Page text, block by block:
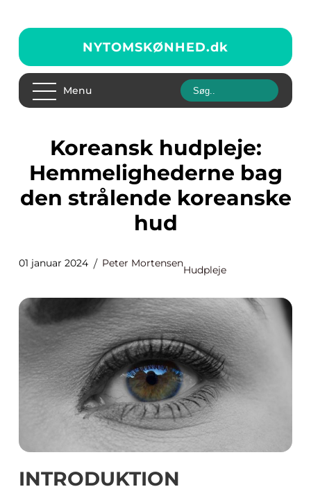
NYTOMSKØNHED.dk
Menu
Koreansk hudpleje:
Hemmelighederne bag
den strålende koreanske
hud
01 januar 2024 Peter Mortensen
Hudpleje
INTRODUKTION